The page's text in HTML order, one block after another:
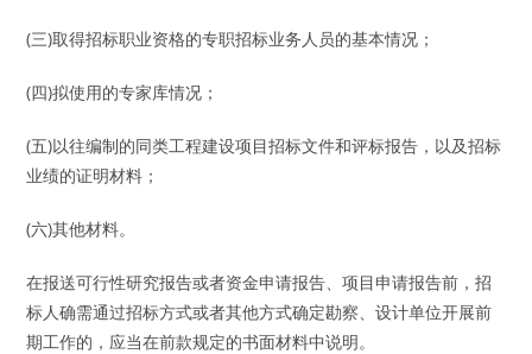
(三)取得招标职业资格的专职招标业务人员的基本情况；
(四)拟使用的专家库情况；
(五)以往编制的同类工程建设项目招标文件和评标报告，以及招标
业绩的证明材料；
(六)其他材料。
在报送可行性研究报告或者资金申请报告、项目申请报告前，招
标人确需通过招标方式或者其他方式确定勘察、设计单位开展前
期工作的，应当在前款规定的书面材料中说明。